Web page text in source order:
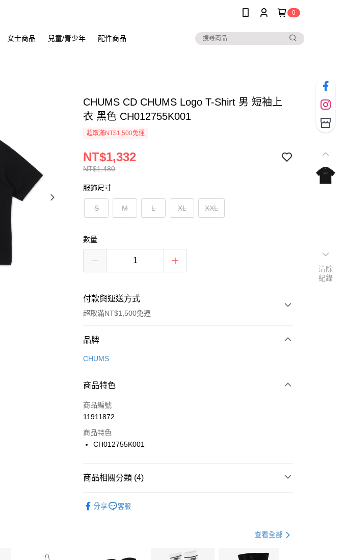
0
女士商品 兒童/青少年 配件商品
CHUMS CD CHUMS Logo T-Shirt 男 短袖上
衣 黑色 CH012755K001
超取滿NT$1,500免運
NT$1,480
NT$1,332
服飾尺寸
S M L XL XXL
數量
付款與運送方式
超取滿NT$1,500免運
付款方式
信用卡一次付款
合作金庫商業銀行
華南商業銀行
上海商業儲蓄銀行
國泰世華商業銀行
聯邦商業銀行
台新國際商業銀行
LINE Pay
Apple Pay
【關於「AFTEE先享後付」】
３．安心：先確認商品／服務後，再付款。
品牌
CHUMS
商品特色
商品編號
11911872
商品特色
CH012755K001
商品相關分類 (4)
分享 客服
查看全部
清除
紀錄